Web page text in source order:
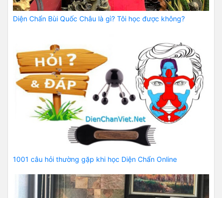
Diện Chẩn Bùi Quốc Châu là gì? Tôi học được không?
1001 câu hỏi thường gặp khi học Diện Chẩn Online